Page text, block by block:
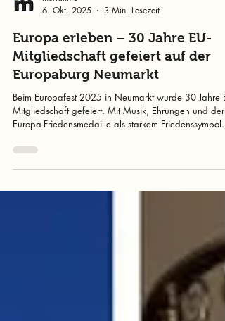
murtalinfo
6. Okt. 2025
3 Min. Lesezeit
Europa erleben – 30 Jahre EU-
Mitgliedschaft gefeiert auf der
Europaburg Neumarkt
Mitgliedschaft gefeiert. Mit Musik, Ehrungen und der
Europa-Friedensmedaille als starkem Friedenssymbol.